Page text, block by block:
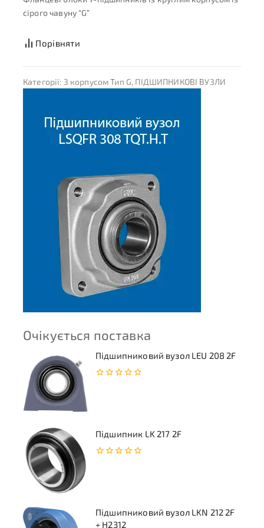
Очікується поставка
Підшипниковий вузол LEU 208 2F
Підшипник LK 217 2F
Підшипниковий вузол LKN 212 2F
+ H2312
сірого чавуну “G”
Порівняти
Категорії: З корпусом Тип G, ПІДШИПНИКОВІ ВУЗЛИ